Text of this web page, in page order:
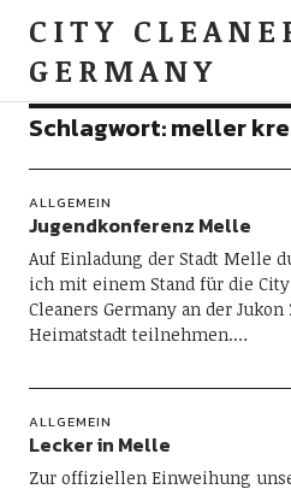
CITY
GERMANY
Schlagwort:meller
ALLGEMEIN
Jugendkonferenz Melle
Auf Einladung der Stadt Melle
ich mit einem Stand für die City
Cleaners Germany an der
Heimatstadt teilnehmen.…
ALLGEMEIN
Lecker in Melle
Zur offiziellen Einweihung